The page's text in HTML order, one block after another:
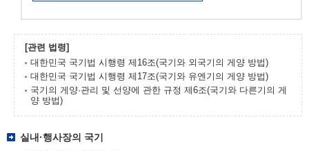
[관련 법령]
대한민국 국기법 시행령 제16조(국기와 외국기의 게양 방법)
대한민국 국기법 시행령 제17조(국기와 유엔기의 게양 방법)
국기의 게양·관리 및 선양에 관한 규정 제6조(국기와 다른기의 게
양 방법)
실내·행사장의 국기